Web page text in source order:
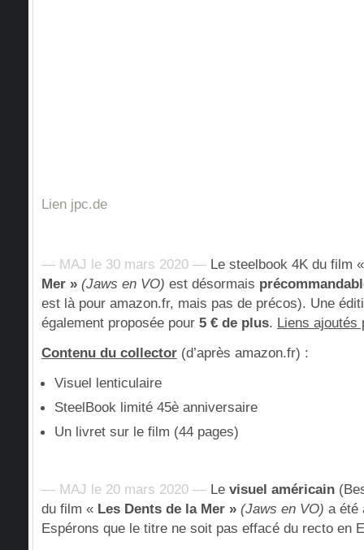
Lien jpc.de
— MAJ le 30 mars 2020 — Le steelbook 4K du film
Mer » (Jaws en VO) est désormais
est là pour amazon.fr, mais pas de précos). Une
également proposée pour 5 € de plus. Liens ajoutés
Contenu du collector (d’après amazon.fr) :
Visuel lenticulaire
SteelBook limité 45è anniversaire
Un livret sur le film (44 pages)
— MAJ le 20 mars 2020 — Le visuel américain
du film « Les Dents de la Mer » (Jaws en VO) a été
Espérons que le titre ne soit pas effacé du recto en